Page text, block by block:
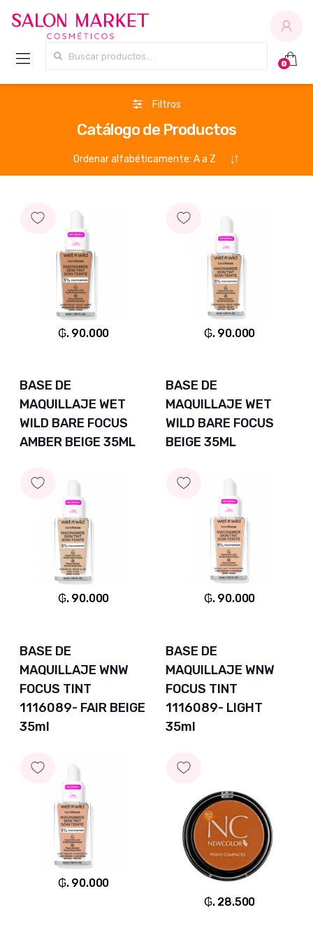
Buscar por:
0
Filtros
Catálogo de Productos
₲. 90.000
BASE DE
MAQUILLAJE WET
WILD BARE FOCUS
AMBER BEIGE 35ML
₲. 90.000
BASE DE
MAQUILLAJE WET
WILD BARE FOCUS
BEIGE 35ML
₲. 90.000
BASE DE
MAQUILLAJE WNW
FOCUS TINT
1116089- FAIR BEIGE
35ml
₲. 90.000
BASE DE
MAQUILLAJE WNW
FOCUS TINT
1116089- LIGHT
35ml
₲. 90.000
₲. 28.500